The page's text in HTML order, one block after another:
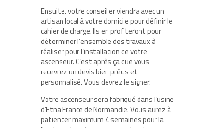
Ensuite, votre conseiller viendra avec un
artisan local à votre domicile pour définir le
cahier de charge. Ils en profiteront pour
déterminer l’ensemble des travaux à
réaliser pour l’installation de votre
ascenseur. C’est après ça que vous
recevrez un devis bien précis et
personnalisé. Vous devrez le signer.
Votre ascenseur sera fabriqué dans l’usine
d’Etna France de Normandie. Vous aurez à
patienter maximum 4 semaines pour la